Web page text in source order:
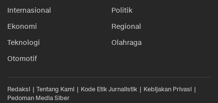
Internasional
Politik
Ekonomi
Regional
Teknologi
Olahraga
Otomotif
Redaksi Tentang Kami Kode Etik Jurnalistik
Kebijakan Privasi
Pedoman Media Siber